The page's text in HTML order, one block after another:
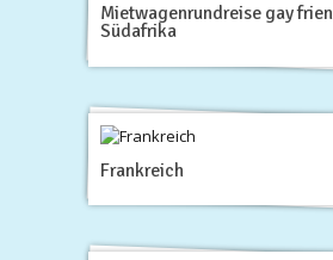
Mietwagenrundreise gay
Südafrika
Frankreich